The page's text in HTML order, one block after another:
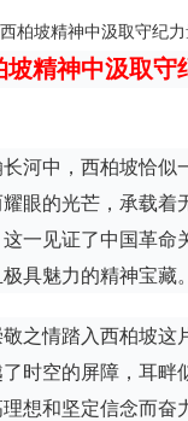
柏坡精神中汲取守纪
坡精神中汲取守
河中，西柏坡恰似
眼的光芒，承载着
一见证了中国革命
具魅力的精神宝藏。
之情踏入西柏坡这
时空的屏障，耳畔
想和坚定信念而奋